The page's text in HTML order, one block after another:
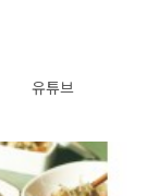
유튜브